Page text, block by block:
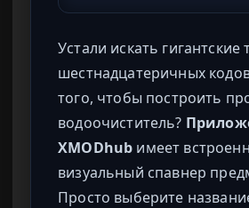
Устали искать гигантские
шестнадцатеричных
того, чтобы построить
водоочиститель?
XMODhub имеет
визуальный спавнер
Просто выберите